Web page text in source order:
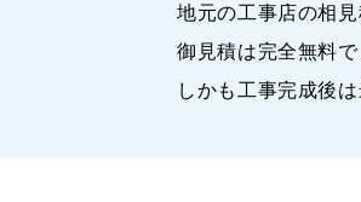
地元の工事店の相
御見積は完全無料
しかも工事完成後